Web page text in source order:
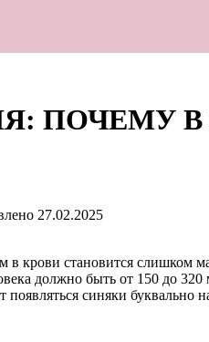
ПОЧЕМУ
27.02.2025
крови становится слишком
должно быть от 150 до
появляться синяки буквально